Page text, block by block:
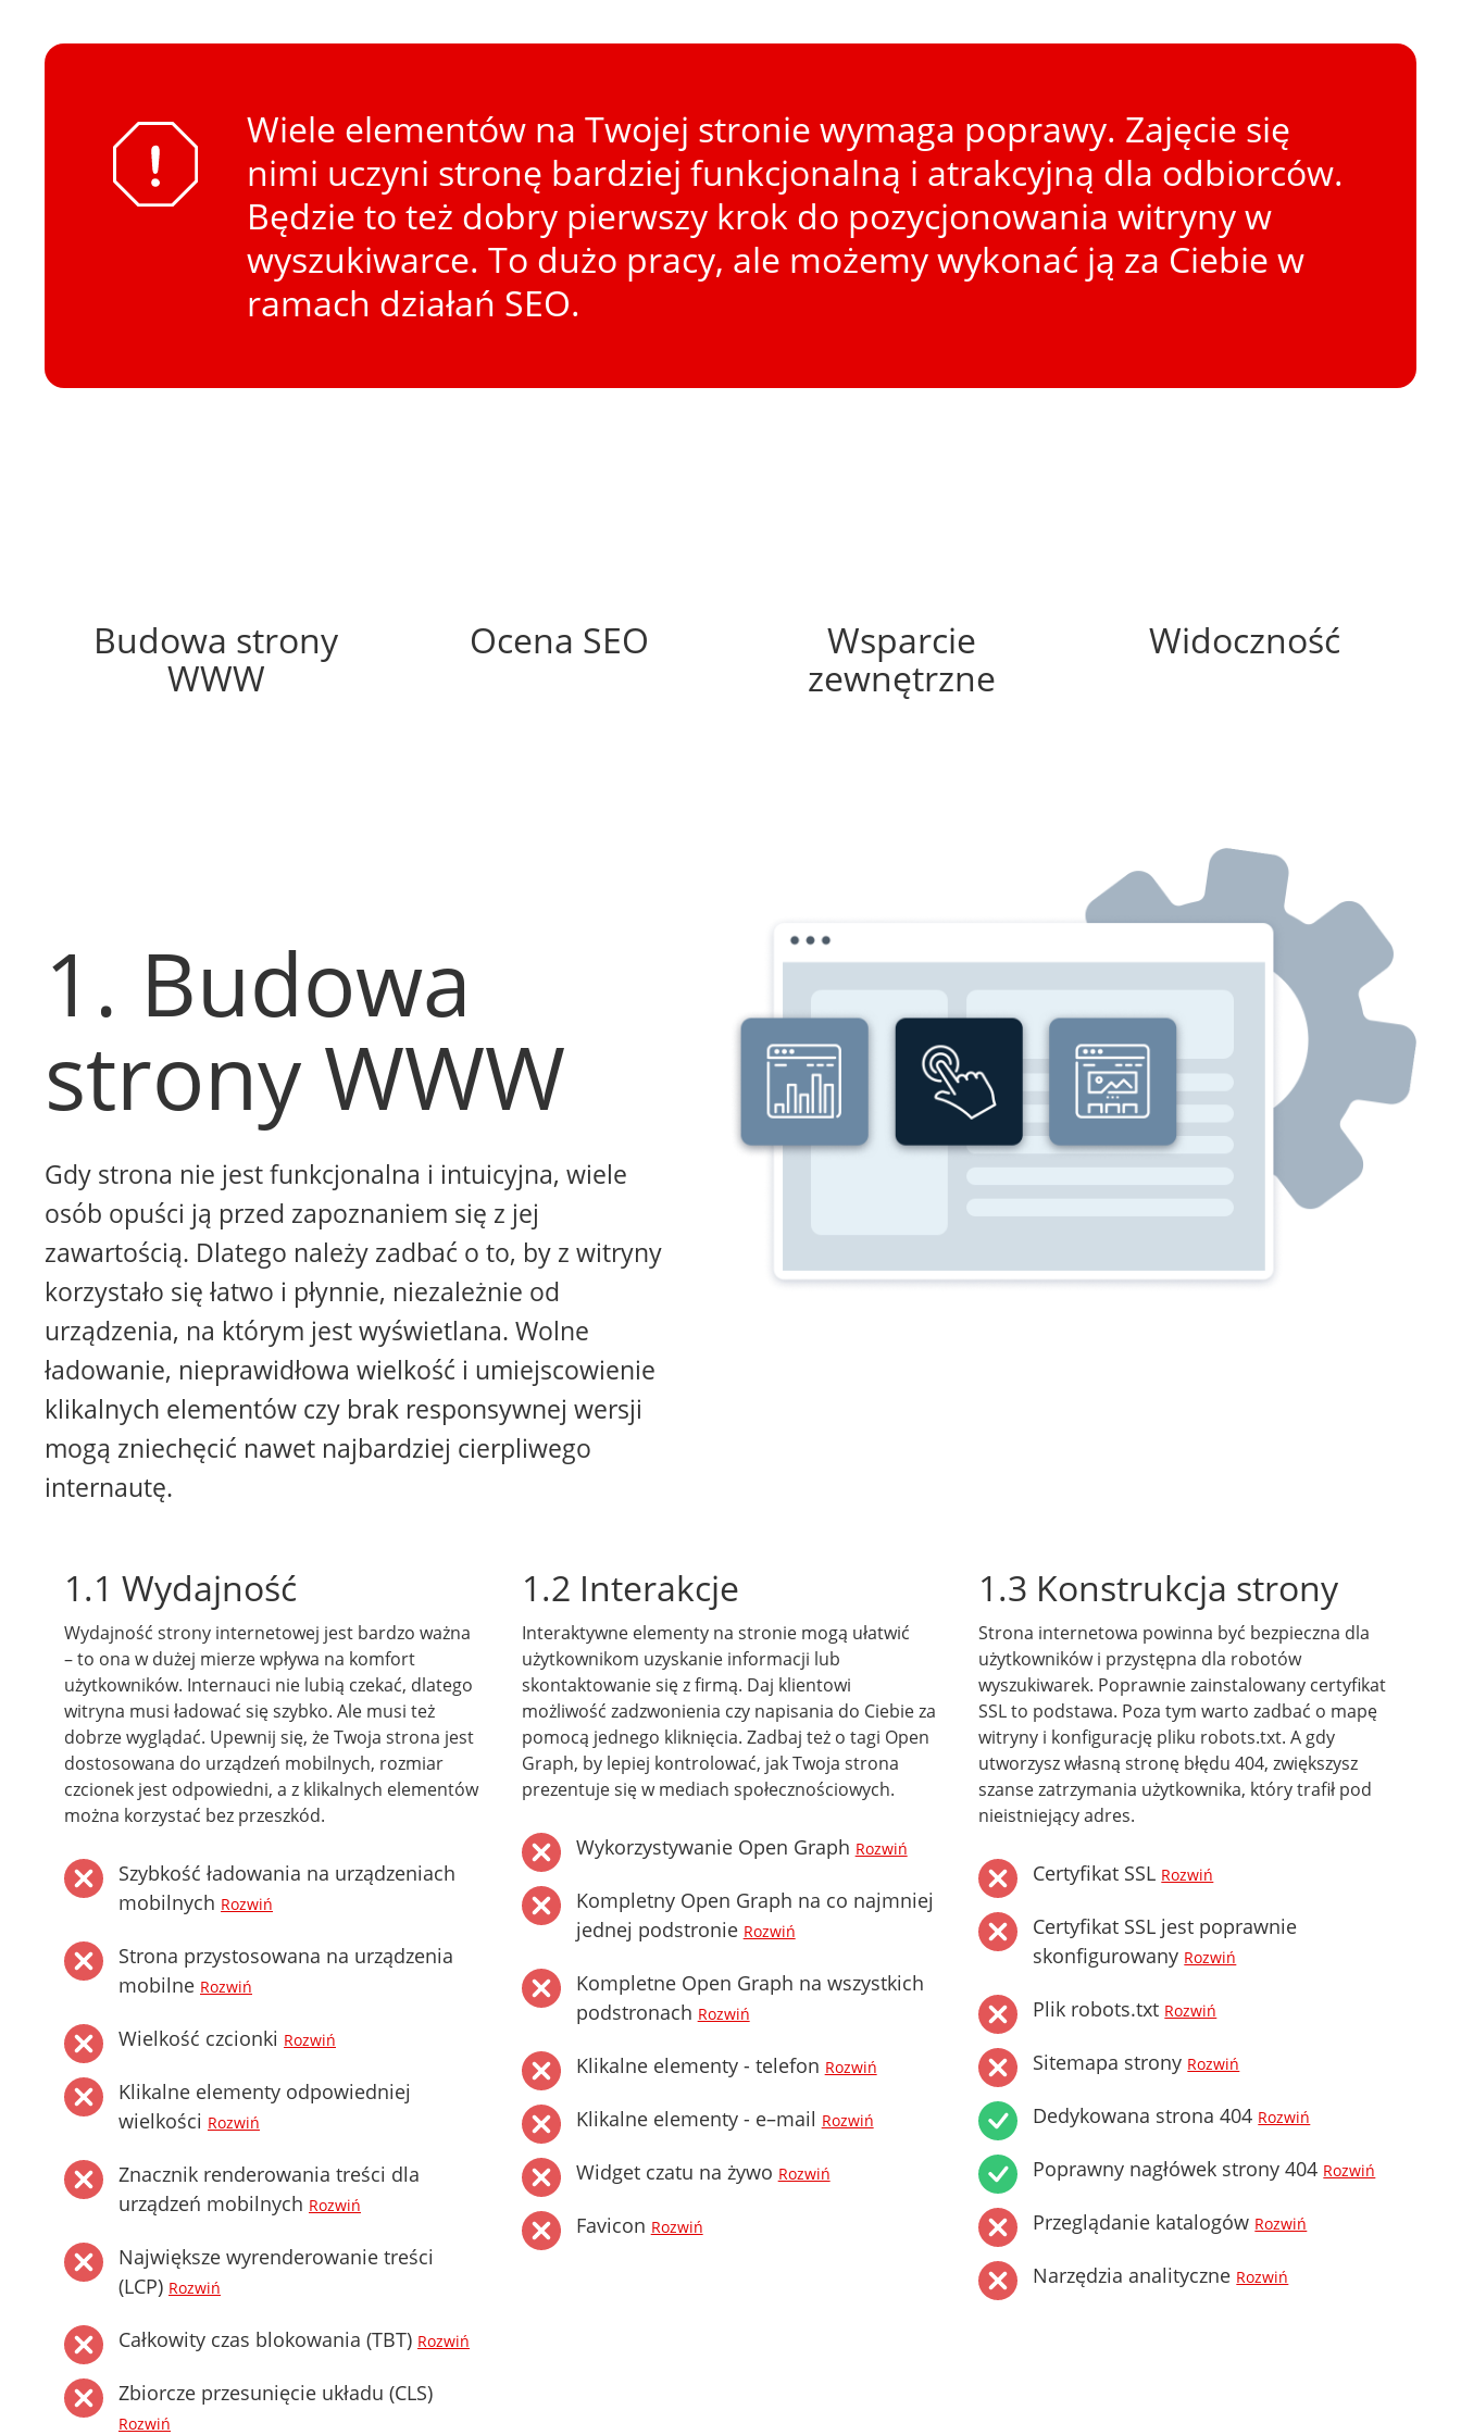
Wiele elementów na Twojej stronie wymaga poprawy. Zajęcie się
nimi uczyni stronę bardziej funkcjonalną i atrakcyjną dla odbiorców.
Będzie to też dobry pierwszy krok do pozycjonowania witryny w
wyszukiwarce. To dużo pracy, ale możemy wykonać ją za Ciebie w
ramach działań SEO.
Budowa strony
WWW
Ocena SEO
Wsparcie
zewnętrzne
Widoczność
1. Budowa
strony WWW
Gdy strona nie jest funkcjonalna i intuicyjna, wiele
osób opuści ją przed zapoznaniem się z jej
zawartością. Dlatego należy zadbać o to, by z witryny
korzystało się łatwo i płynnie, niezależnie od
urządzenia, na którym jest wyświetlana. Wolne
ładowanie, nieprawidłowa wielkość i umiejscowienie
klikalnych elementów czy brak responsywnej wersji
mogą zniechęcić nawet najbardziej cierpliwego
internautę.
1.1 Wydajność
Wydajność strony internetowej jest bardzo ważna
– to ona w dużej mierze wpływa na komfort
użytkowników. Internauci nie lubią czekać, dlatego
witryna musi ładować się szybko. Ale musi też
dobrze wyglądać. Upewnij się, że Twoja strona jest
dostosowana do urządzeń mobilnych, rozmiar
czcionek jest odpowiedni, a z klikalnych elementów
można korzystać bez przeszkód.
Szybkość ładowania na urządzeniach
mobilnych Rozwiń
Strona przystosowana na urządzenia
mobilne Rozwiń
Wielkość czcionki Rozwiń
Klikalne elementy odpowiedniej
wielkości Rozwiń
Znacznik renderowania treści dla
urządzeń mobilnych Rozwiń
Największe wyrenderowanie treści
(LCP) Rozwiń
Całkowity czas blokowania (TBT) Rozwiń
Zbiorcze przesunięcie układu (CLS)
Rozwiń
1.2 Interakcje
Interaktywne elementy na stronie mogą ułatwić
użytkownikom uzyskanie informacji lub
skontaktowanie się z firmą. Daj klientowi
możliwość zadzwonienia czy napisania do Ciebie za
pomocą jednego kliknięcia. Zadbaj też o tagi Open
Graph, by lepiej kontrolować, jak Twoja strona
prezentuje się w mediach społecznościowych.
Wykorzystywanie Open Graph Rozwiń
Kompletny Open Graph na co najmniej
jednej podstronie Rozwiń
Kompletne Open Graph na wszystkich
podstronach Rozwiń
Klikalne elementy - telefon Rozwiń
Klikalne elementy - e–mail Rozwiń
Widget czatu na żywo Rozwiń
Favicon Rozwiń
1.3 Konstrukcja strony
Strona internetowa powinna być bezpieczna dla
użytkowników i przystępna dla robotów
wyszukiwarek. Poprawnie zainstalowany certyfikat
SSL to podstawa. Poza tym warto zadbać o mapę
witryny i konfigurację pliku robots.txt. A gdy
utworzysz własną stronę błędu 404, zwiększysz
szanse zatrzymania użytkownika, który trafił pod
nieistniejący adres.
Certyfikat SSL Rozwiń
Certyfikat SSL jest poprawnie
skonfigurowany Rozwiń
Plik robots.txt Rozwiń
Sitemapa strony Rozwiń
Dedykowana strona 404 Rozwiń
Poprawny nagłówek strony 404 Rozwiń
Przeglądanie katalogów Rozwiń
Narzędzia analityczne Rozwiń